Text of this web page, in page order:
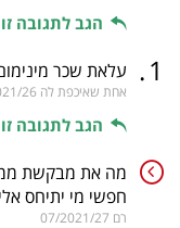
הגב לתגובה זו
1
. עלאת שכר
אחת שאיכפת לה 26
הגב לתגובה זו
מה את מבקשת
חפשי מי יתיחס
רם 07/2021/27